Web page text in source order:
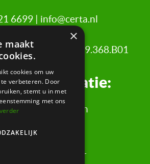
6699 | info@certa.nl
| BTW nr: 8208.79.368.B01
informatie:
Voorwaarden
Privacyverklaring
×
maakt
cookies om uw
verbeteren. Door
stemt u in met
met ons